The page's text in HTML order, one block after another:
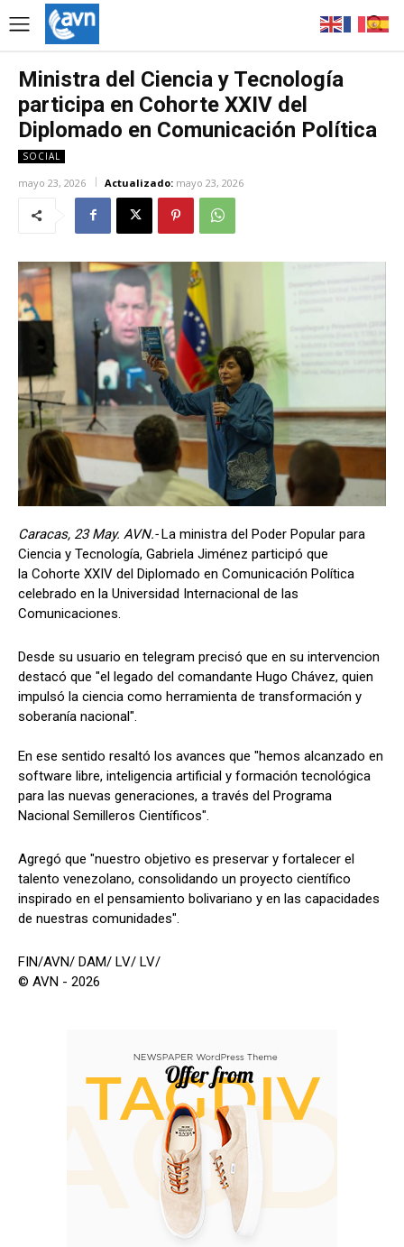
Ministra del Ciencia y Tecnología
participa en Cohorte XXIV del
Diplomado en Comunicación Política
SOCIAL
mayo 23, 2026 Actualizado: mayo 23, 2026
Caracas, 23 May. AVN.-La ministra del Poder Popular para
Ciencia y Tecnología, Gabriela Jiménez participó que
la Cohorte XXIV del Diplomado en Comunicación Política
celebrado en la Universidad Internacional de las
Comunicaciones.
Desde su usuario en telegram precisó que en su intervencion
destacó que "el legado del comandante Hugo Chávez, quien
impulsó la ciencia como herramienta de transformación y
soberanía nacional".
En ese sentido resaltó los avances que "hemos alcanzado en
software libre, inteligencia artificial y formación tecnológica
para las nuevas generaciones, a través del Programa
Nacional Semilleros Científicos".
Agregó que "nuestro objetivo es preservar y fortalecer el
talento venezolano, consolidando un proyecto científico
inspirado en el pensamiento bolivariano y en las capacidades
de nuestras comunidades".
FIN/AVN/ DAM/ LV/ LV/
© AVN - 2026